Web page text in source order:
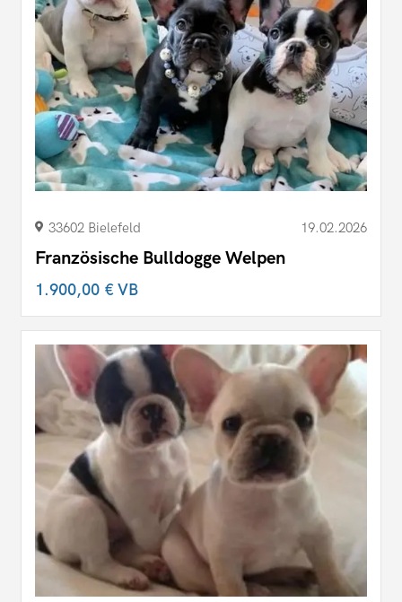
33602 Bielefeld 19.02.2026
Französische Bulldogge Welpen
1.900,00 €VB